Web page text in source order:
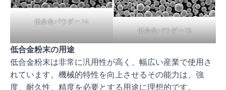
低合金パウダー 14
低合金パウダー 15
低合金粉末の用途
低合金粉末は非常に汎用性が高く、幅広い産業で使用さ
れています。機械的特性を向上させるその能力は、強
度、耐久性、精度を必要とする用途に理想的です。